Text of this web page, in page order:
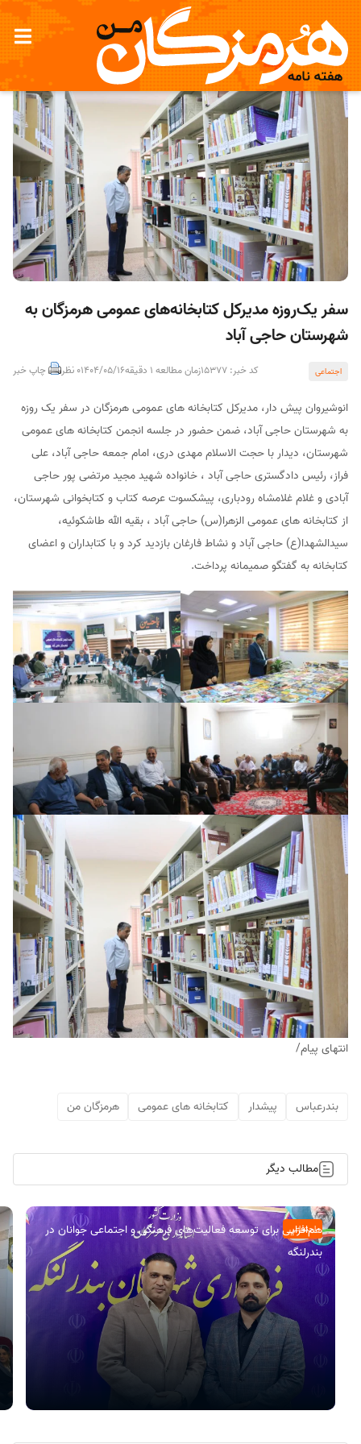
سفر یک‌روزه مدیرکل کتابخانه‌های عمومی هرمزگان به
شهرستان حاجی آباد
اجتماعی کد خبر: 15377 زمان مطالعه 1 دقیقه 1404/05/160 نظر چاپ خبر
انوشیروان پیش دار، مدیرکل کتابخانه های عمومی هرمزگان در سفر یک روزه
به شهرستان حاجی آباد، ضمن حضور در جلسه انجمن کتابخانه های عمومی
شهرستان، دیدار با حجت الاسلام مهدی دری، امام جمعه حاجی آباد، علی
فراز، رئیس دادگستری حاجی آباد ، خانواده شهید مجید مرتضی پور حاجی
آبادی و غلام غلامشاه رودباری، پیشکسوت عرصه کتاب و کتابخوانی شهرستان،
از کتابخانه های عمومی الزهرا(س) حاجی آباد ، بقیه الله طاشکوئیه،
سیدالشهدا(ع) حاجی آباد و نشاط فارغان بازدید کرد و با کتابداران و اعضای
کتابخانه به گفتگو صمیمانه پرداخت.
انتهای پیام/
بندرعباس پیشدار کتابخانه های عمومی هرمزگان من
مطالب دیگر
اجتماعی
هم‌افزایی برای توسعه فعالیت‌های فرهنگی و اجتماعی جوانان در
بندرلنگه